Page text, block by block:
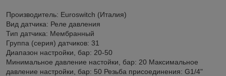
Производитель: Euroswitch (Италия)
Вид датчика: Реле давления
Тип датчика: Мембранный
Группа (серия) датчиков: 31
Диапазон настройки, бар: 20-50
Минимальное давление настойки, бар: 20 Максимальное
давление настройки, бар: 50 Резьба присоединения: G1/4"